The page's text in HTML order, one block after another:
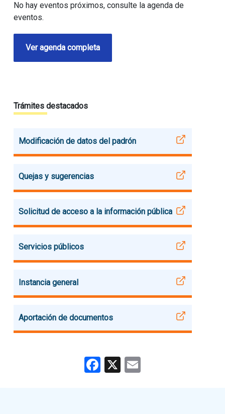
No hay eventos próximos, consulte la agenda de
eventos.
Ver agenda completa
Trámites destacados
Modificación de datos del padrón
Quejas y sugerencias
Solicitud de acceso a la información pública
Servicios públicos
Instancia general
Aportación de documentos
Facebook
X